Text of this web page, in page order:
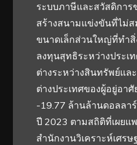
ระบบภาษีและสวัสดิการ
สร้างสนามแข่งขันที่ไม่ส
ขนาดเล็กส่วนใหญ่ที่ทำ
ลงทุนสุทธิระหว่างประเ
ต่างระหว่างสินทรัพย์แล
ต่างประเทศของผู้อยู่อา
-19.77 ล้านล้านดอลลา
ปี 2023 ตามสถิติที่เผยแ
สำนักงานวิเคราะห์เศร